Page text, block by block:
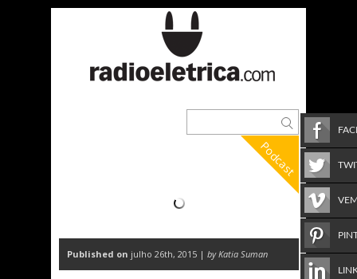
Podcast
Published on julho 26th, 2015 | by Katia Suman